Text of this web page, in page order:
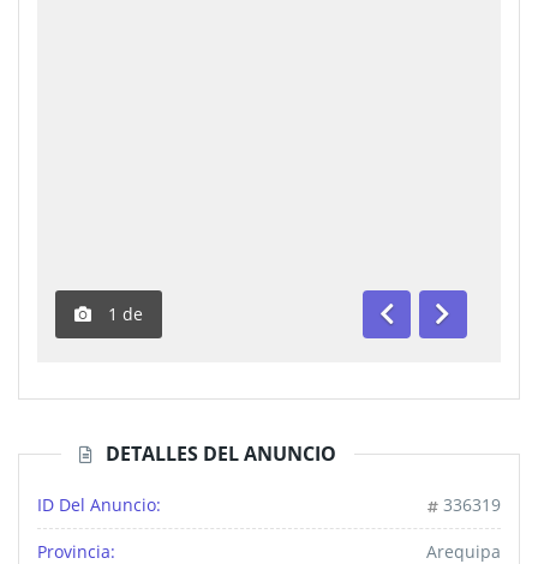
1 de
DETALLES DEL ANUNCIO
ID Del Anuncio: 336319
Provincia: Arequipa